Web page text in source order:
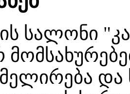
სალონი
და